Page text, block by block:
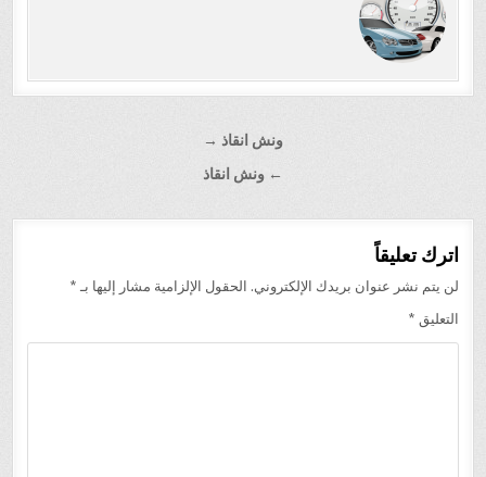
ونش انقاذ →
← ونش انقاذ
اترك تعليقاً
لن يتم نشر عنوان بريدك الإلكتروني. الحقول الإلزامية مشار إليها بـ *
التعليق *